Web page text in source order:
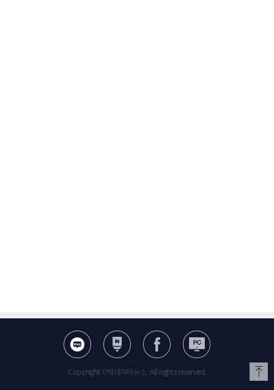
Copyright ©빅데이터뉴스. All rights reserved.